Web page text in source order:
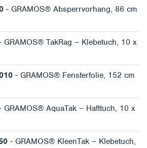
- GRAMOS® Absperrvorhang, 86 cm
GRAMOS® TakRag – Klebetuch, 10 x
- GRAMOS® Fensterfolie, 152 cm
GRAMOS® AquaTak – Hafttuch, 10 x
- GRAMOS® KleenTak – Klebetuch,